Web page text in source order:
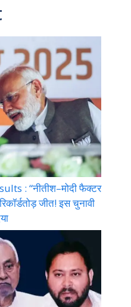
: “नीतीश–मोदी फैक्टर
जीत! इस चुनावी